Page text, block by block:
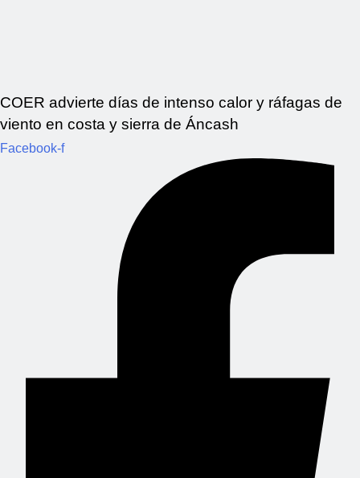
COER advierte días de intenso calor y ráfagas de
viento en costa y sierra de Áncash
Facebook-f